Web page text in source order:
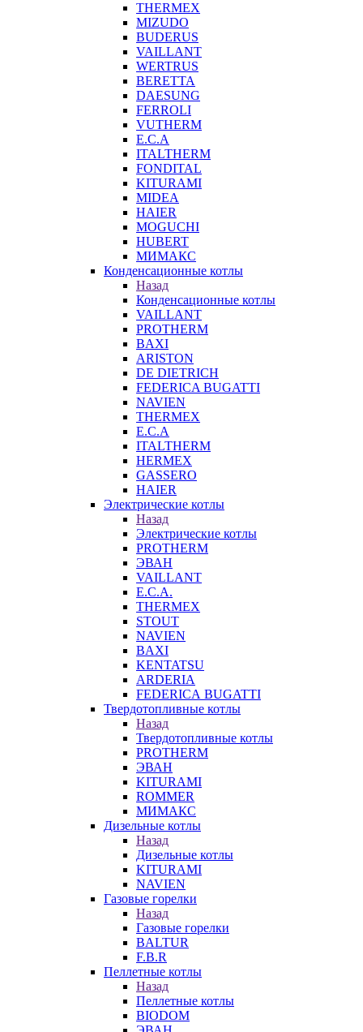
THERMEX
MIZUDO
BUDERUS
VAILLANT
WERTRUS
BERETTA
DAESUNG
FERROLI
VUTHERM
E.C.A
ITALTHERM
FONDITAL
KITURAMI
MIDEA
HAIER
MOGUCHI
HUBERT
МИМАКС
Конденсационные котлы
Назад
Конденсационные котлы
VAILLANT
PROTHERM
BAXI
ARISTON
DE DIETRICH
FEDERICA BUGATTI
NAVIEN
THERMEX
E.C.A
ITALTHERM
HERMEX
GASSERO
HAIER
Электрические котлы
Назад
Электрические котлы
PROTHERM
ЭВАН
VAILLANT
E.C.A.
THERMEX
STOUT
NAVIEN
BAXI
KENTATSU
ARDERIA
FEDERICА BUGATTI
Твердотопливные котлы
Назад
Твердотопливные котлы
PROTHERM
ЭВАН
KITURAMI
ROMMER
МИМАКС
Дизельные котлы
Назад
Дизельные котлы
KITURAMI
NAVIEN
Газовые горелки
Назад
Газовые горелки
BALTUR
F.B.R
Пеллетные котлы
Назад
Пеллетные котлы
BIODOM